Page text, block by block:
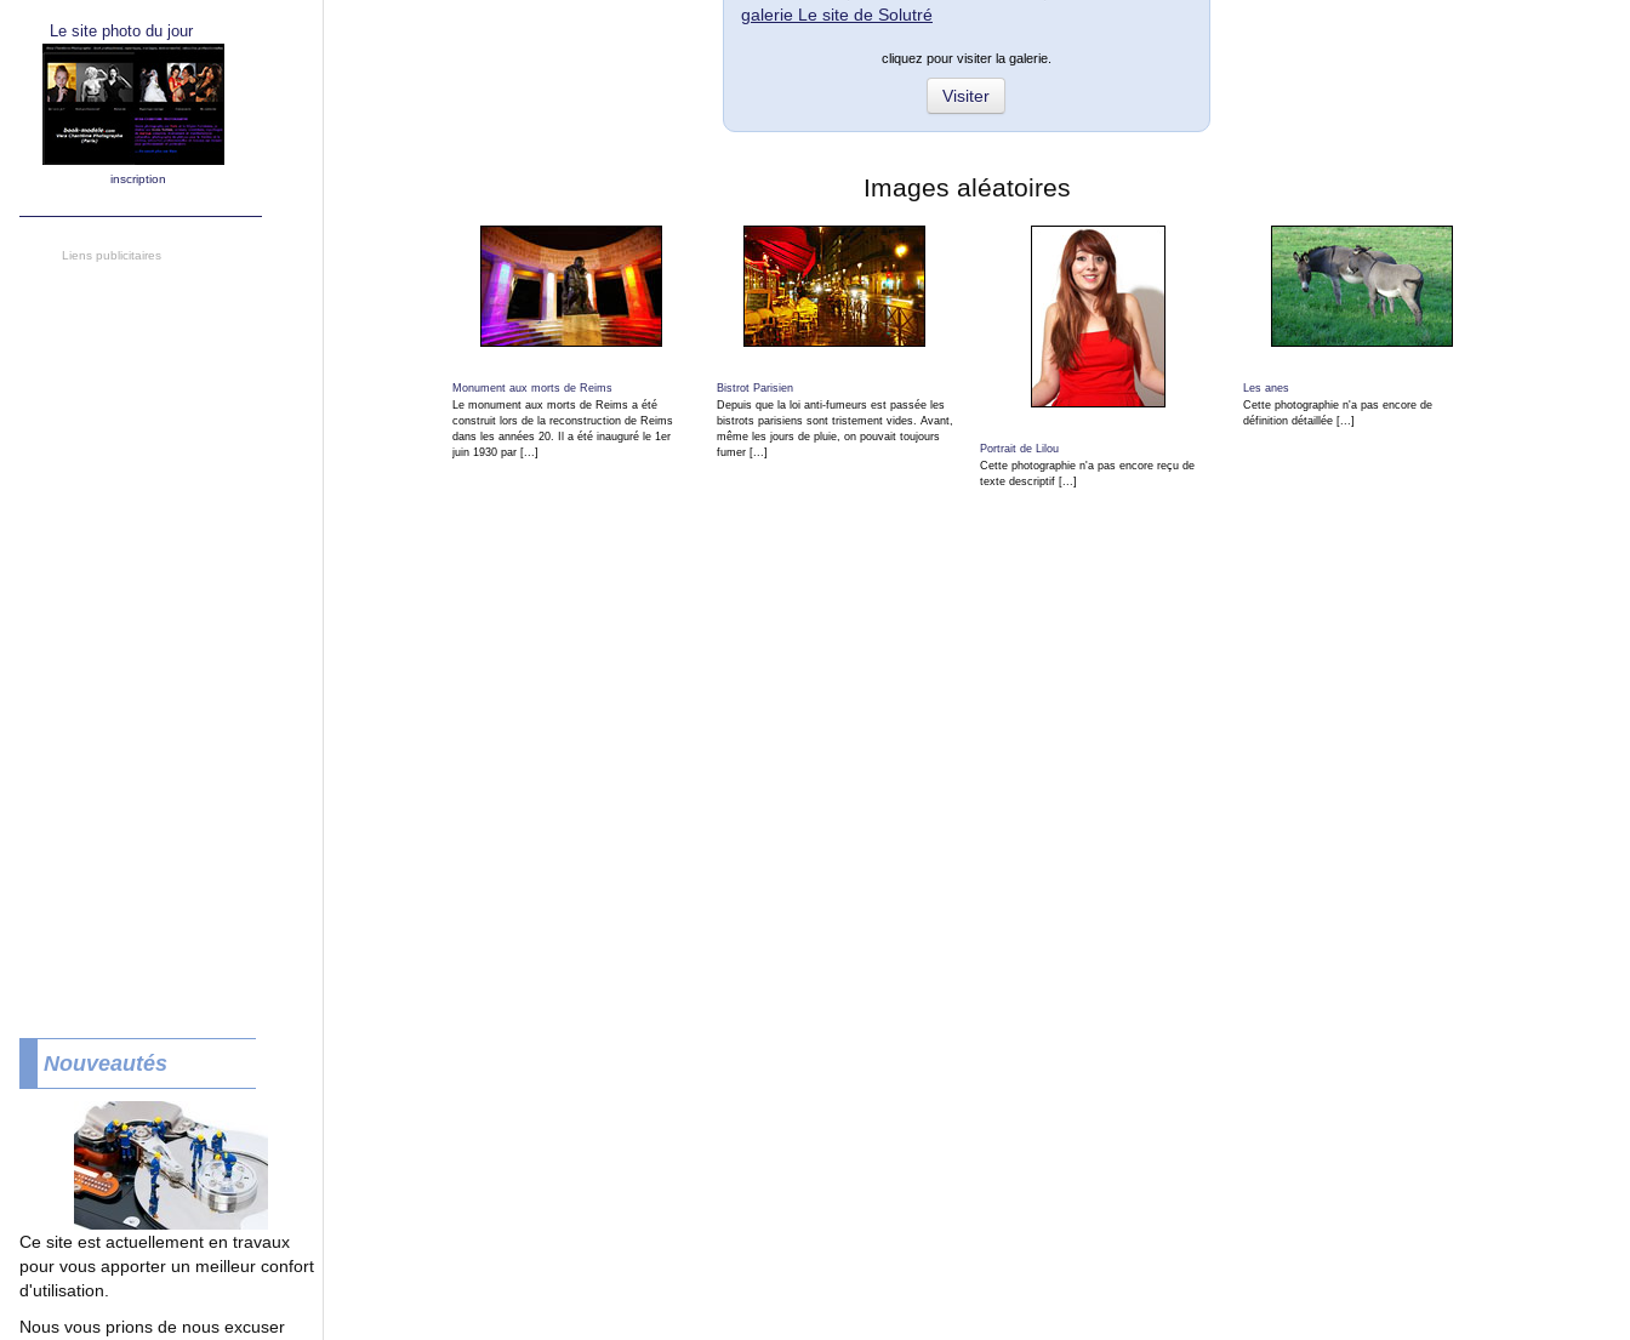
Le site photo du jour
inscription
Liens publicitaires
Nouveautés
Ce site est actuellement en travaux
pour vous apporter un meilleur confort
d'utilisation.
Nous vous prions de nous excuser
galerie Le site de Solutré
cliquez pour visiter la galerie.
Visiter
Images aléatoires
Monument aux morts de Reims
Le monument aux morts de Reims a été
construit lors de la reconstruction de Reims
dans les années 20. Il a été inauguré le 1er
juin 1930 par [...]
Bistrot Parisien
Depuis que la loi anti-fumeurs est passée les
bistrots parisiens sont tristement vides. Avant,
même les jours de pluie, on pouvait toujours
fumer [...]
Portrait de Lilou
Cette photographie n'a pas encore reçu de
texte descriptif [...]
Les anes
Cette photographie n'a pas encore de
définition détaillée [...]